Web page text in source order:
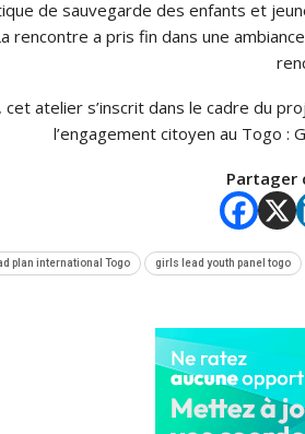
de sauvegarde des enfants et
rencontre a pris fin dans une
cet atelier s’inscrit dans le cadre du
l’engagement citoyen au Togo :
Partager
plan international Togo girls lead youth panel togo